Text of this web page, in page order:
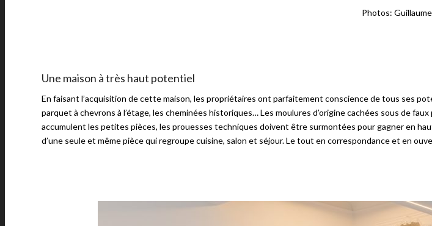
Photos:
Une maison à très haut potentiel
En faisant l’acquisition de cette maison, les propriétaires ont parfaitement conscience de tous ses
parquet à chevrons à l’étage, les cheminées historiques… Les moulures d’origine cachées sous de
accumulent les petites pièces, les prouesses techniques doivent être surmontées pour gagner en
d’une seule et même pièce qui regroupe cuisine, salon et séjour. Le tout en correspondance et en